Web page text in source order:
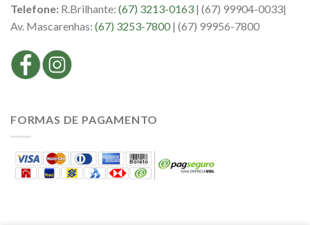
Telefone: R.Brilhante: (67) 3213-0163 | (67) 99904-0033|
Av. Mascarenhas: (67) 3253-7800 | (67) 99956-7800
FORMAS DE PAGAMENTO